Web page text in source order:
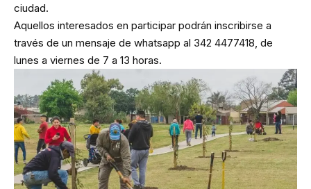
ciudad.
Aquellos interesados en participar podrán inscribirse a
través de un mensaje de whatsapp al 342 4477418, de
lunes a viernes de 7 a 13 horas.